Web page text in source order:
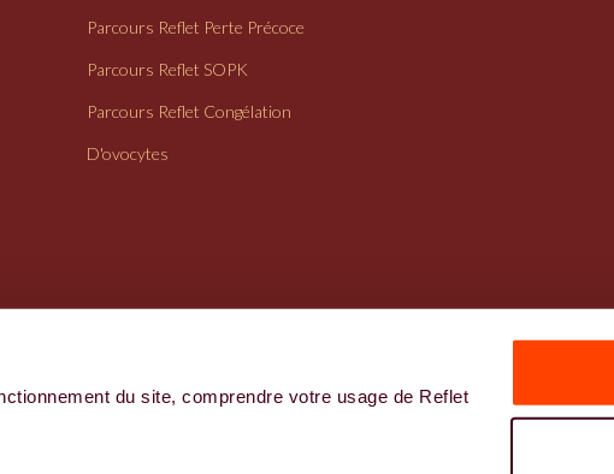
du site, comprendre votre usage de Reflet
Parcours Reflet Perte Précoce
Parcours Reflet SOPK
Parcours Reflet Congélation
D'ovocytes
CGV